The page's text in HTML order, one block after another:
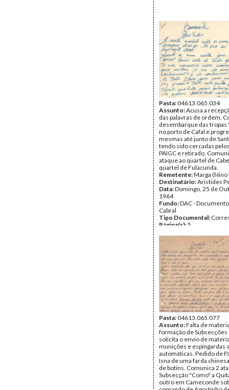
Pasta:04613.065.034
Assunto:Acusa a
das palavras de ordem.
desembarque das
no porto de Cafal e
mesmas até junto de
tendo sido cercadas
PAIGC e retirado.
ataque ao quartel de
quartel de Fulacunda.
Remetente:Marga (Nino
Destinatário:Aristides
Data:Domingo, 25 de
1964
Fundo:DAC -
Cabral
Tipo Documental:
Página(s): 5
Pasta:04613.065.077
Assunto:Falta de
formação de
solicita o envio de
munições e espingardas
automáticas. Pedido de
Isna de uma farda
de botins. Comunica 2
Subsecção "Como" a
outro em Cameconde